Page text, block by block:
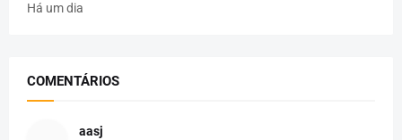
Há um dia
COMENTÁRIOS
aasj